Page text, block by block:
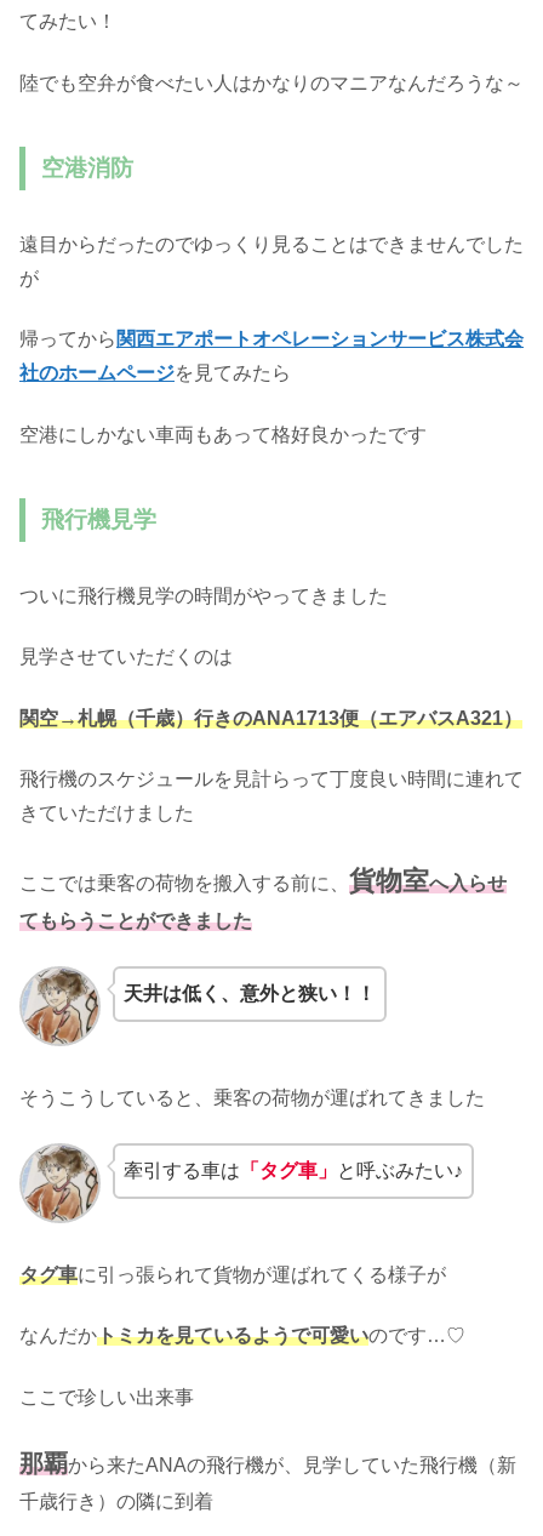
てみたい！
陸でも空弁が食べたい人はかなりのマニアなんだろうな～
空港消防
遠目からだったのでゆっくり見ることはできませんでした
が
帰ってから 関西エアポートオペレーションサービス株式会
社のホームページを見てみたら
空港にしかない車両もあって格好良かったです
飛行機見学
ついに飛行機見学の時間がやってきました
見学させていただくのは
関空→札幌（千歳）行きのANA1713便（エアバスA321）
飛行機のスケジュールを見計らって丁度良い時間に連れて
きていただけました
ここでは乗客の荷物を搬入する前に、 貨物室へ入らせ
てもらうことができました
天井は低く、意外と狭い！！
そうこうしていると、乗客の荷物が運ばれてきました
牽引する車は 「タグ車」 と呼ぶみたい♪
タグ車に引っ張られて貨物が運ばれてくる様子が
なんだかトミカを見ているようで可愛いのです…♡
ここで珍しい出来事
那覇から来たANAの飛行機が、見学していた飛行機（新
千歳行き）の隣に到着